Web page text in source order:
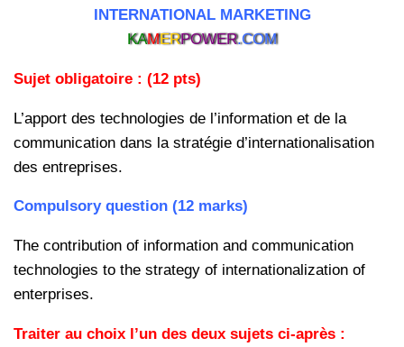
INTERNATIONAL MARKETING
KAMERPOWER.COM
Sujet obligatoire : (12 pts)
L’apport des technologies de l’information et de la
communication dans la stratégie d’internationalisation
des entreprises.
Compulsory question (12 marks)
The contribution of information and communication
technologies to the strategy of internationalization of
enterprises.
Traiter au choix l’un des deux sujets ci-après :